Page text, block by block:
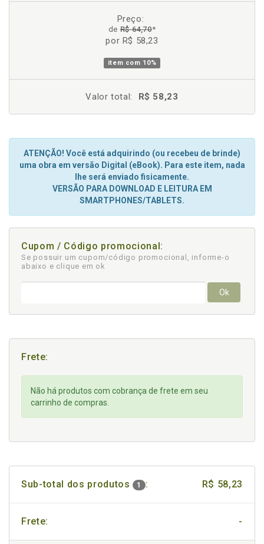
Preço:
deR$ 64,70*
por R$ 58,23
item com 10%
Valor total: R$ 58,23
ATENÇÃO! Você está adquirindo (ou recebeu de brinde)
uma obra em versão Digital (eBook). Para este item, nada
lhe será enviado fisicamente.
VERSÃO PARA DOWNLOAD E LEITURA EM
SMARTPHONES/TABLETS.
Cupom / Código promocional:
Se possuir um cupom/código promocional, informe-o
abaixo e clique em ok
Ok
Frete:
Não há produtos com cobrança de frete em seu
carrinho de compras.
Sub-total dos produtos 1 : R$ 58,23
Frete: -